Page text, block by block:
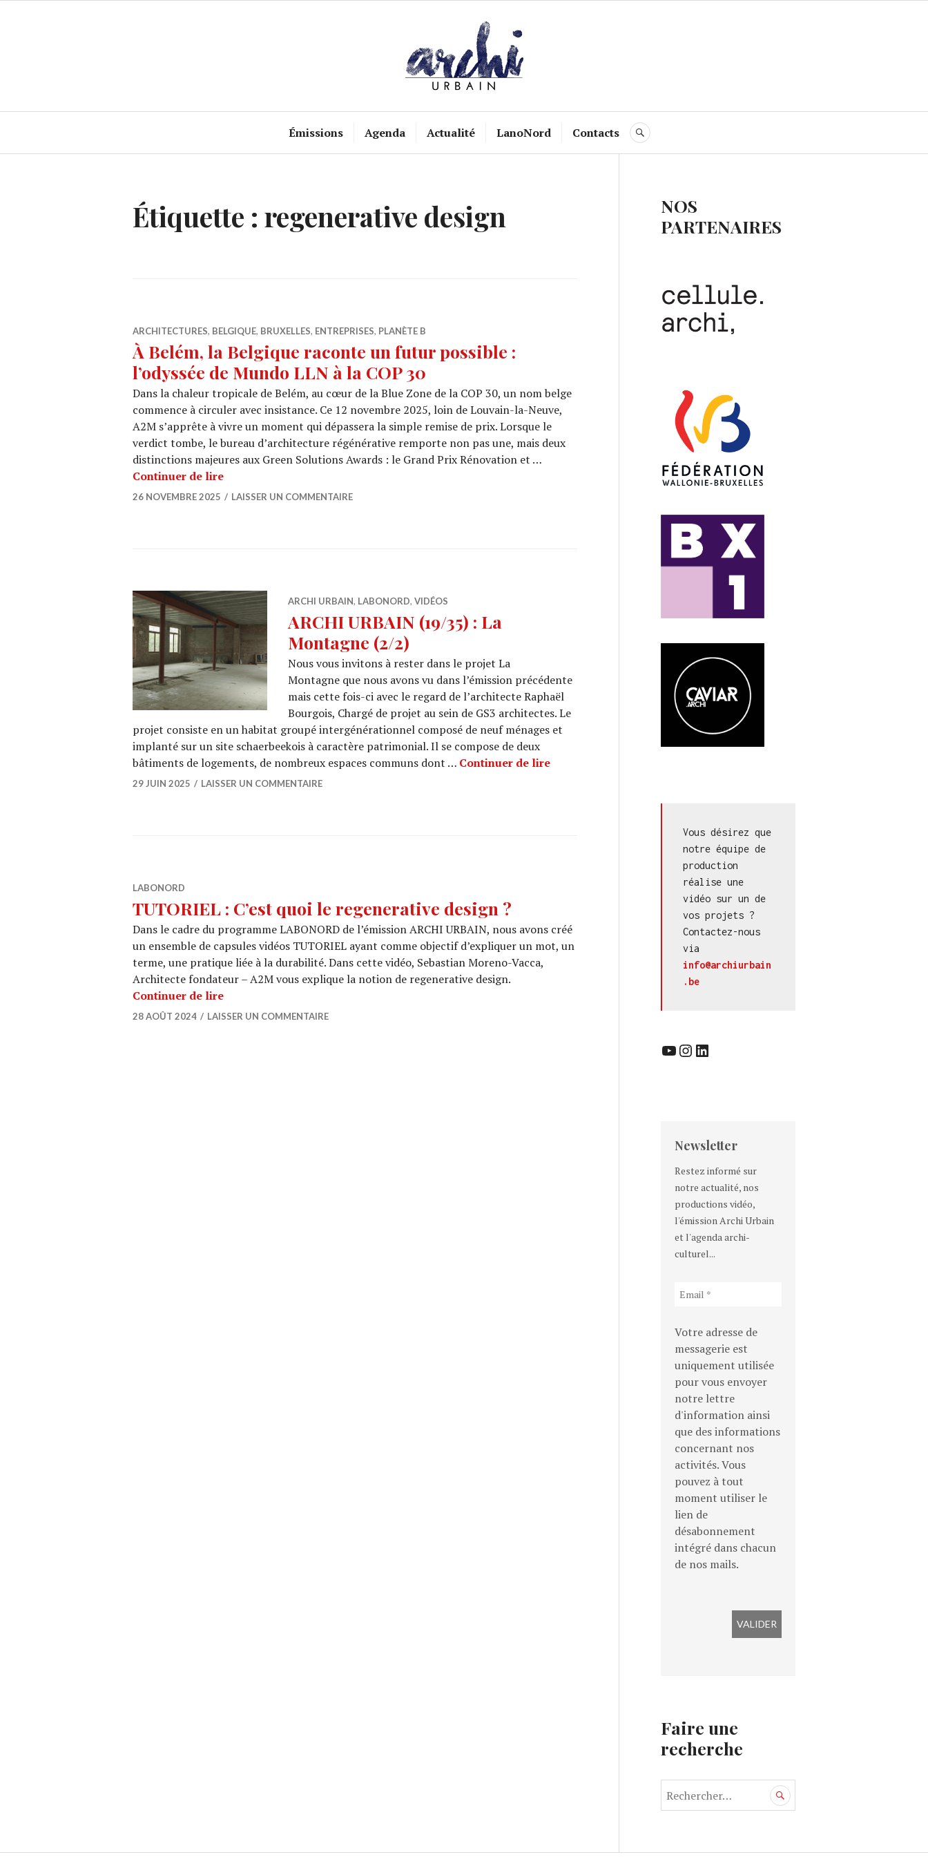
Émissions Agenda Actualité LanoNord Contacts RECHERCHE
Étiquette : regenerative design
ARCHITECTURES, BELGIQUE, BRUXELLES, ENTREPRISES, PLANÈTE B
À Belém, la Belgique raconte un futur possible :
l’odyssée de Mundo LLN à la COP 30
Dans la chaleur tropicale de Belém, au cœur de la Blue Zone de la COP 30, un nom belge
commence à circuler avec insistance. Ce 12 novembre 2025, loin de Louvain-la-Neuve,
A2M s’apprête à vivre un moment qui dépassera la simple remise de prix. Lorsque le
verdict tombe, le bureau d’architecture régénérative remporte non pas une, mais deux
distinctions majeures aux Green Solutions Awards : le Grand Prix Rénovation et …
Continuer de lireÀ Belém, la Belgique raconte un futur possible : l’odyssée de Mundo LLN à la COP 30
26 NOVEMBRE 2025 LAISSER UN COMMENTAIRE
ARCHI URBAIN, LABONORD, VIDÉOS
ARCHI URBAIN (19/35) : La
Montagne (2/2)
Nous vous invitons à rester dans le projet La
Montagne que nous avons vu dans l’émission précédente
mais cette fois-ci avec le regard de l’architecte Raphaël
Bourgois, Chargé de projet au sein de GS3 architectes. Le
projet consiste en un habitat groupé intergénérationnel composé de neuf ménages et
implanté sur un site schaerbeekois à caractère patrimonial. Il se compose de deux
bâtiments de logements, de nombreux espaces communs dont … Continuer de lireARCHI URBAIN (19/35) : La Montagne (2/2)
29 JUIN 2025 LAISSER UN COMMENTAIRE
LABONORD
TUTORIEL : C’est quoi le regenerative design ?
Dans le cadre du programme LABONORD de l’émission ARCHI URBAIN, nous avons créé
un ensemble de capsules vidéos TUTORIEL ayant comme objectif d’expliquer un mot, un
terme, une pratique liée à la durabilité. Dans cette vidéo, Sebastian Moreno-Vacca,
Architecte fondateur – A2M vous explique la notion de regenerative design.
Continuer de lireTUTORIEL : C’est quoi le regenerative design ?
28 AOÛT 2024 LAISSER UN COMMENTAIRE
NOS
PARTENAIRES
Vous désirez que
notre équipe de
production
réalise une
vidéo sur un de
vos projets ?
Contactez-nous
info@archiurbain
.be
YouTube InstagramLinkedIn
Newsletter
Restez informé sur
notre actualité, nos
productions vidéo,
l'émission Archi Urbain
et l'agenda archi-
culturel...
Votre adresse de
messagerie est
uniquement utilisée
pour vous envoyer
notre lettre
d'information ainsi
que des informations
concernant nos
activités. Vous
pouvez à tout
moment utiliser le
lien de
désabonnement
intégré dans chacun
de nos mails.
Faire une
recherche
e